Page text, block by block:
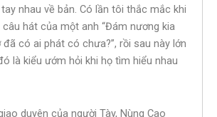
nhau về bản. Có lần tôi thắc mắc khi
hát của một anh “Đám nương kia
có ai phát có chưa?”, rồi sau này lớn
là kiểu ướm hỏi khi họ tìm hiểu nhau
duyên của người Tày, Nùng Cao